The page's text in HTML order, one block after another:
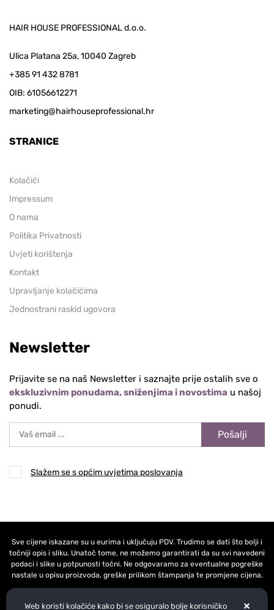
HAIR HOUSE PROFESSIONAL d.o.o.
Ulica Platana 25a, 10040 Zagreb
+385 91 432 8781
OIB: 61056612271
marketing@hairhouseprofessional.hr
STRANICE
Kolačići
Impressum
O nama
Politika Privatnosti
Uvjeti korištenja
Kontakt
Upravljanje kolačićima
Jednostrani raskid ugovora
Newsletter
Prijavite se na naš Newsletter i saznajte prije ostalih sve o
ekskluzivnim ponudama, sniženjima i novostima u našoj
ponudi.
Pošalji
Slažem se s općim uvjetima poslovanja
Sve cijene iskazane su u eurima i uključuju PDV. Trudimo se dati što bolji i
točniji opis i sliku. Unatoč tome, ne možemo garantirati da su svi navedeni
podaci i slike u potpunosti točni. Ne odgovaramo za eventualne pogreške
nastale u opisu proizvoda, greške prilikom štampanja te promjene cijena.
Web koristi kolačiće kako bi se osiguralo bolje korisničko